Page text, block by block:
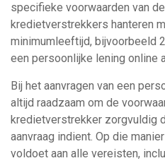
specifieke voorwaarden van
kredietverstrekkers hanteren
minimumleeftijd, bijvoorbeeld
een persoonlijke lening online
Bij het aanvragen van een
altijd raadzaam om de
kredietverstrekker zorgvuldig
aanvraag indient. Op die
voldoet aan alle vereisten,